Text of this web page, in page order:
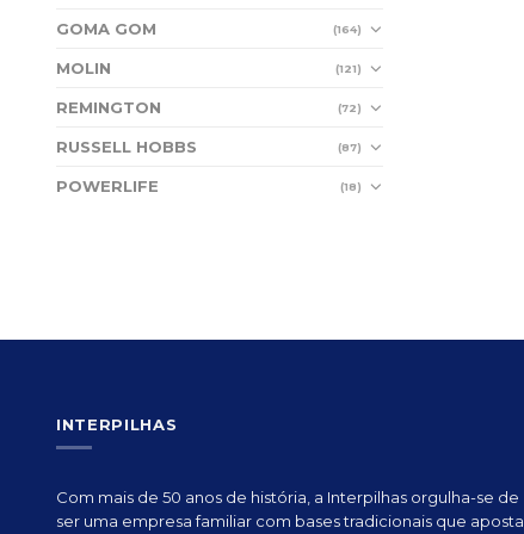
GOMA GOM (164)
MOLIN (121)
REMINGTON (72)
RUSSELL HOBBS (87)
POWERLIFE (18)
INTERPILHAS
Com mais de 50 anos de história, a Interpilhas orgulha-se de
ser uma empresa familiar com bases tradicionais que aposta